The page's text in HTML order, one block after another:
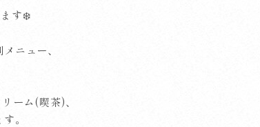
す❄️
ニュー、
ーム(喫茶)、
。